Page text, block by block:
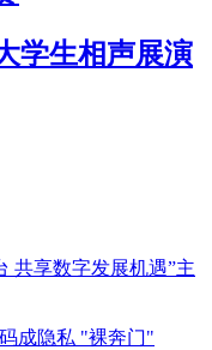
学生相声展演
共享数字发展机遇”主
成隐私 "裸奔门"